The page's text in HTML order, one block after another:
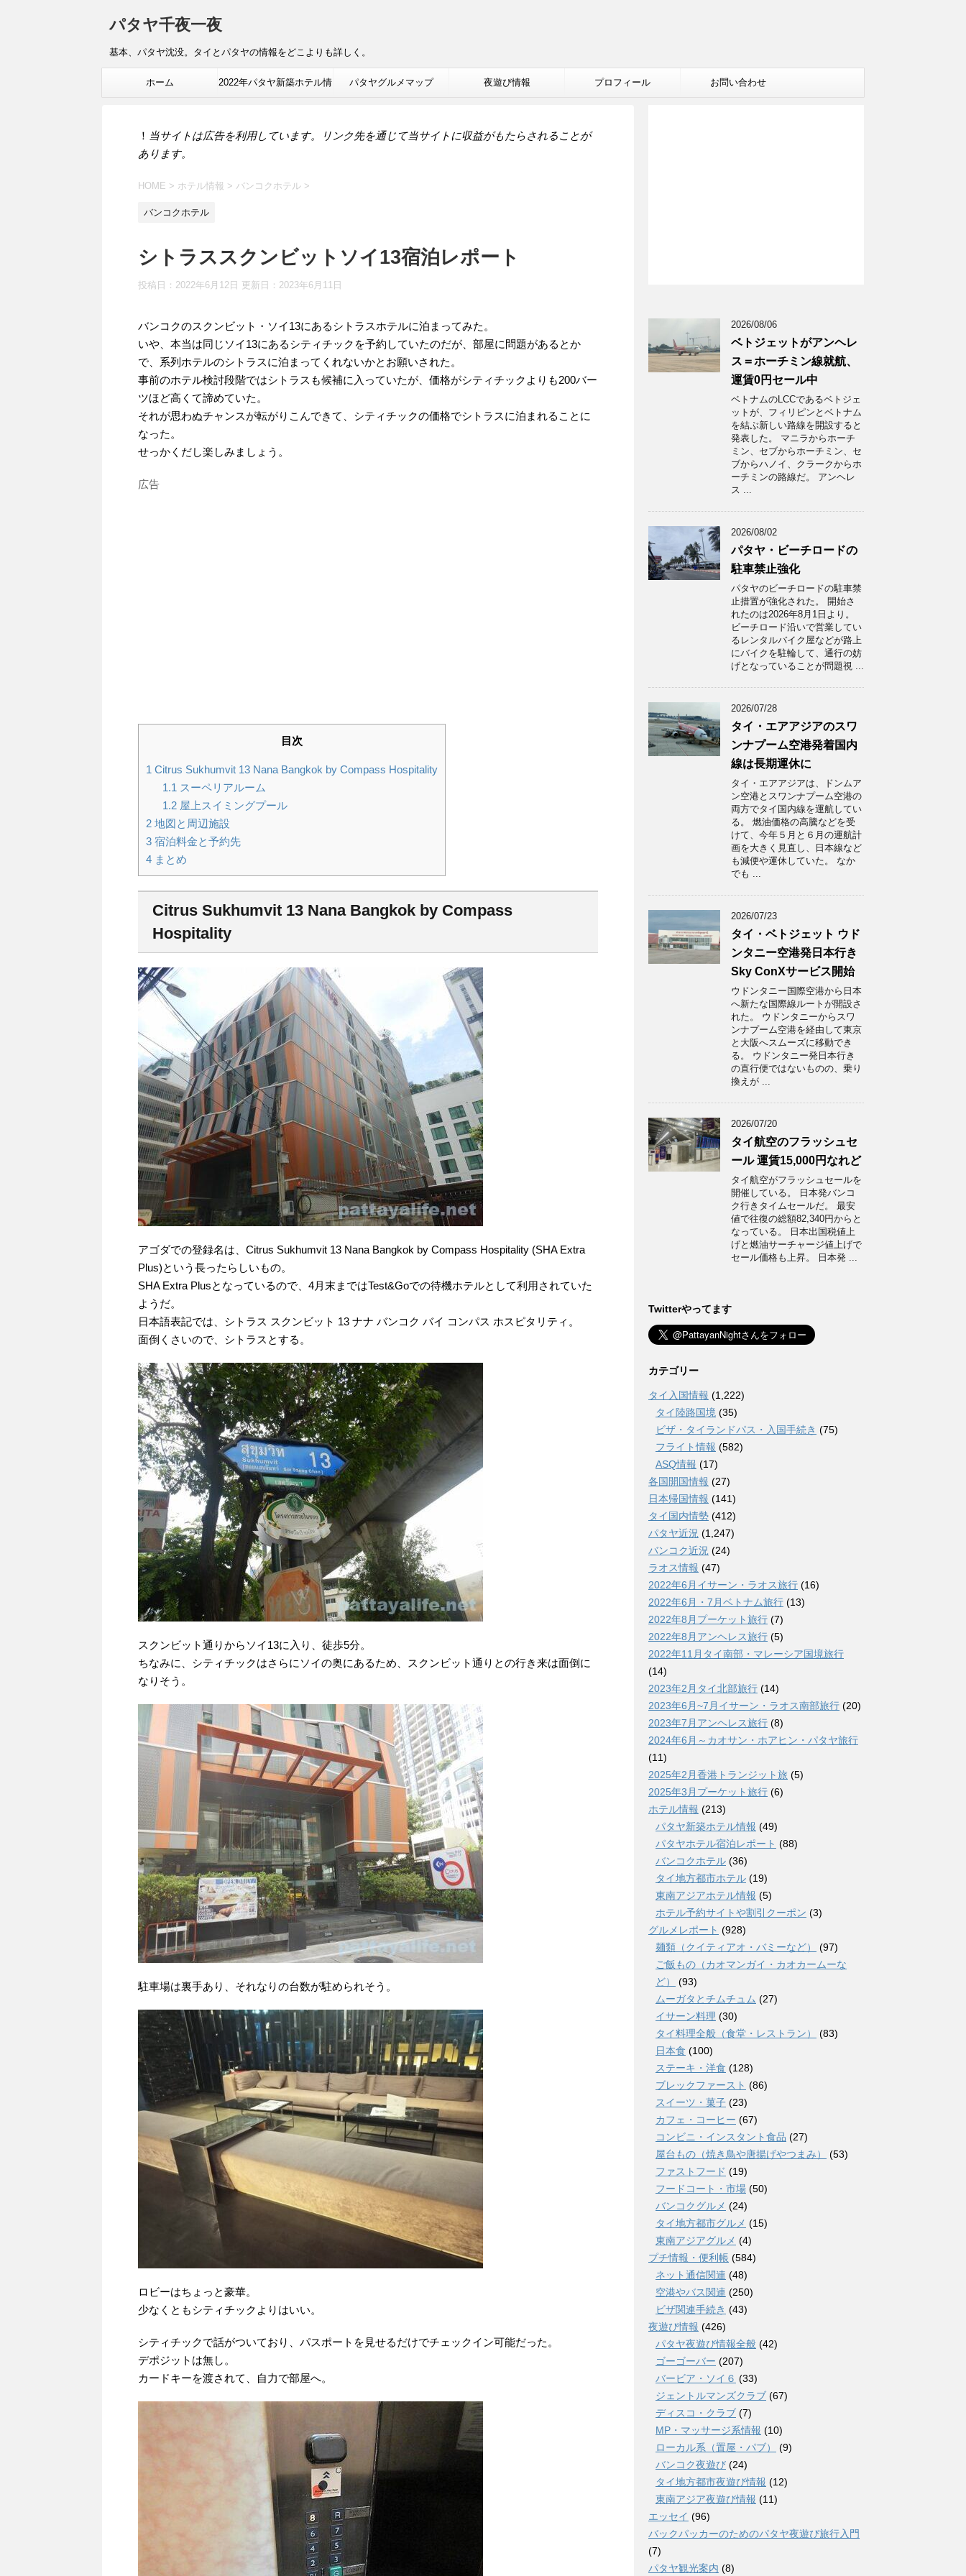
パタヤ千夜一夜
基本、パタヤ沈没。タイとパタヤの情報をどこよりも詳しく。
ホーム 2022年パタヤ新築ホテル情 パタヤグルメマップ 夜遊び情報 プロフィール お問い合わせ
！ 当サイトは広告を利用しています。リンク先を通じて当サイトに収益がもたらされることが
あります。
HOME > ホテル情報 > バンコクホテル >
バンコクホテル
シトラススクンビットソイ13宿泊レポート
投稿日：2022年6月12日 更新日： 2023年6月11日
バンコクのスクンビット・ソイ13にあるシトラスホテルに泊まってみた。
いや、本当は同じソイ13にあるシティチックを予約していたのだが、部屋に問題があるとか
で、系列ホテルのシトラスに泊まってくれないかとお願いされた。
事前のホテル検討段階ではシトラスも候補に入っていたが、価格がシティチックよりも200バー
ツほど高くて諦めていた。
それが思わぬチャンスが転がりこんできて、シティチックの価格でシトラスに泊まれることに
なった。
せっかくだし楽しみましょう。
広告
目次
1 Citrus Sukhumvit 13 Nana Bangkok by Compass Hospitality
1.1 スーペリアルーム
1.2屋上スイミングプール
2 地図と周辺施設
3 宿泊料金と予約先
4 まとめ
Citrus Sukhumvit 13 Nana Bangkok by Compass
Hospitality
アゴダでの登録名は、Citrus Sukhumvit 13 Nana Bangkok by Compass Hospitality (SHA Extra
Plus)という長ったらしいもの。
SHA Extra Plusとなっているので、4月末まではTest&Goでの待機ホテルとして利用されていた
ようだ。
日本語表記では、シトラス スクンビット 13 ナナ バンコク バイ コンパス ホスピタリティ。
面倒くさいので、シトラスとする。
スクンビット通りからソイ13に入り、徒歩5分。
ちなみに、シティチックはさらにソイの奥にあるため、スクンビット通りとの行き来は面倒に
なりそう。
駐車場は裏手あり、それなりの台数が駐められそう。
ロビーはちょっと豪華。
少なくともシティチックよりはいい。
シティチックで話がついており、パスポートを見せるだけでチェックイン可能だった。
デポジットは無し。
カードキーを渡されて、自力で部屋へ。
2026/08/06
ベトジェットがアンヘレ
ス＝ホーチミン線就航、
運賃0円セール中
ベトナムのLCCであるベトジェ
ットが、フィリピンとベトナム
を結ぶ新しい路線を開設すると
発表した。 マニラからホーチ
ミン、セブからホーチミン、セ
ブからハノイ、クラークからホ
ーチミンの路線だ。 アンヘレ
ス ...
2026/08/02
パタヤ・ビーチロードの
駐車禁止強化
パタヤのビーチロードの駐車禁
止措置が強化された。 開始さ
れたのは2026年8月1日より。
ビーチロード沿いで営業してい
るレンタルバイク屋などが路上
にバイクを駐輪して、通行の妨
げとなっていることが問題視 ...
2026/07/28
タイ・エアアジアのスワ
ンナプーム空港発着国内
線は長期運休に
タイ・エアアジアは、ドンムア
ン空港とスワンナプーム空港の
両方でタイ国内線を運航してい
る。 燃油価格の高騰などを受
けて、今年５月と６月の運航計
画を大きく見直し、日本線など
も減便や運休していた。 なか
でも ...
2026/07/23
タイ・ベトジェット ウド
ンタニー空港発日本行き
Sky ConXサービス開始
ウドンタニー国際空港から日本
へ新たな国際線ルートが開設さ
れた。 ウドンタニーからスワ
ンナプーム空港を経由して東京
と大阪へスムーズに移動でき
る。 ウドンタニー発日本行き
の直行便ではないものの、乗り
換えが ...
2026/07/20
タイ航空のフラッシュセ
ール 運賃15,000円なれど
タイ航空がフラッシュセールを
開催している。 日本発バンコ
ク行きタイムセールだ。 最安
値で往復の総額82,340円からと
なっている。 日本出国税値上
げと燃油サーチャージ値上げで
セール価格も上昇。 日本発 ...
Twitterやってます
カテゴリー
タイ入国情報 (1,222)
タイ陸路国境 (35)
ビザ・タイランドパス・入国手続き (75)
フライト情報 (582)
ASQ情報 (17)
各国開国情報 (27)
日本帰国情報 (141)
タイ国内情勢 (412)
パタヤ近況 (1,247)
バンコク近況 (24)
ラオス情報 (47)
2022年6月イサーン・ラオス旅行 (16)
2022年6月・7月ベトナム旅行 (13)
2022年8月プーケット旅行 (7)
2022年8月アンヘレス旅行 (5)
2022年11月タイ南部・マレーシア国境旅行
(14)
2023年2月タイ北部旅行 (14)
2023年6月~7月イサーン・ラオス南部旅行 (20)
2023年7月アンヘレス旅行 (8)
2024年6月～カオサン・ホアヒン・パタヤ旅行
(11)
2025年2月香港トランジット旅 (5)
2025年3月プーケット旅行 (6)
ホテル情報 (213)
パタヤ新築ホテル情報 (49)
パタヤホテル宿泊レポート (88)
バンコクホテル (36)
タイ地方都市ホテル (19)
東南アジアホテル情報 (5)
ホテル予約サイトや割引クーポン (3)
グルメレポート (928)
麺類（クイティアオ・バミーなど）
(97)
ご飯もの（カオマンガイ・カオカームーな
ど）
(93)
ムーガタとチムチュム (27)
イサーン料理 (30)
タイ料理全般（食堂・レストラン）
(83)
日本食 (100)
ステーキ・洋食 (128)
ブレックファースト (86)
スイーツ・菓子 (23)
カフェ・コーヒー (67)
コンビニ・インスタント食品 (27)
屋台もの（焼き鳥や唐揚げやつまみ）
(53)
ファストフード (19)
フードコート・市場 (50)
バンコクグルメ (24)
タイ地方都市グルメ (15)
東南アジアグルメ (4)
プチ情報・便利帳 (584)
ネット通信関連 (48)
空港やバス関連 (250)
ビザ関連手続き (43)
夜遊び情報 (426)
パタヤ夜遊び情報全般 (42)
ゴーゴーバー (207)
バービア・ソイ６ (33)
ジェントルマンズクラブ (67)
ディスコ・クラブ (7)
MP・マッサージ系情報 (10)
ローカル系（置屋・パブ）
(9)
バンコク夜遊び (24)
タイ地方都市夜遊び情報 (12)
東南アジア夜遊び情報 (11)
エッセイ (96)
バックパッカーのためのパタヤ夜遊び旅行入門
(7)
パタヤ観光案内 (8)